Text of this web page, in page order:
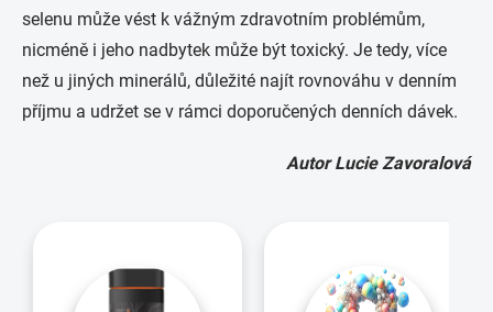
selenu může vést k vážným zdravotním problémům,
nicméně i jeho nadbytek může být toxický. Je tedy, více
než u jiných minerálů, důležité najít rovnováhu v denním
příjmu a udržet se v rámci doporučených denních dávek.
Autor Lucie Zavoralová